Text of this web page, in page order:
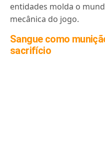
entidades molda o
mecânica do jogo.
Sangue como
sacrifício